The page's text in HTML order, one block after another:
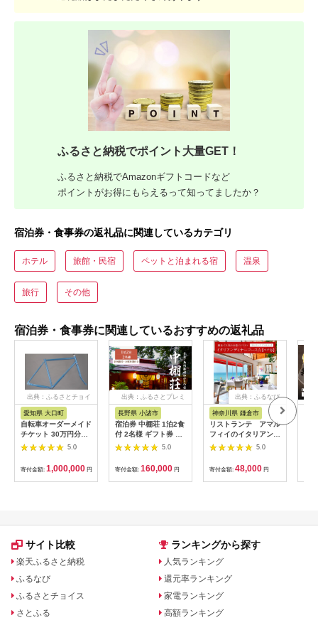
ふるさと納税でポイント大量GET！
ふるさと納税でAmazonギフトコードなど
ポイントがお得にもらえるって知ってましたか？
宿泊券・食事券の返礼品に関連しているカテゴリ
ホテル 旅館・民宿 ペットと泊まれる宿 温泉
旅行 その他
宿泊券・食事券に関連しているおすすめの返礼品
出典：ふるさとチョイ
愛知県 大口町
自転車オーダーメイド
チケット 30万円分
【1360365】
5.0
寄付金額: 1,000,000 円
出典：ふるさとプレミ
長野県 小諸市
宿泊券 中棚荘 1泊2食
付 2名様 ギフト券 チ
ケット 券 宿泊 旅行
5.0
寄付金額: 160,000 円
出典：ふるなび
神奈川県 鎌倉市
リストランテ アマル
フィイのイタリアンデ
ィナーコースA ペア
5.0
寄付金額: 48,000 円
サイト比較
楽天ふるさと納税
ふるなび
ふるさとチョイス
さとふる
ランキングから探す
人気ランキング
還元率ランキング
家電ランキング
高額ランキング